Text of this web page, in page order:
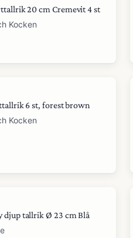
20 cm Cremevit 4 st
Kocken
6 st, forest brown
Kocken
djup tallrik Ø 23 cm Blå